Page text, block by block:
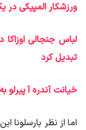
ورزشکار المپیکی
لباس جنجالی
تبدیل کرد
خیانت آندره آ